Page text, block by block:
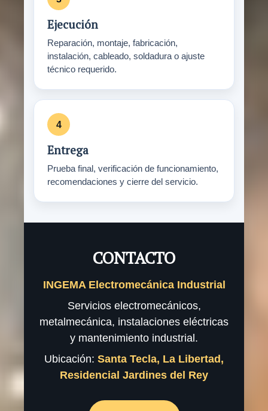
Ejecución
Reparación, montaje, fabricación,
instalación, cableado, soldadura o ajuste
técnico requerido.
Entrega
Prueba final, verificación de funcionamiento,
recomendaciones y cierre del servicio.
CONTACTO
INGEMA Electromecánica Industrial
Servicios electromecánicos,
metalmecánica, instalaciones eléctricas
y mantenimiento industrial.
Ubicación: Santa Tecla, La Libertad,
Residencial Jardines del Rey